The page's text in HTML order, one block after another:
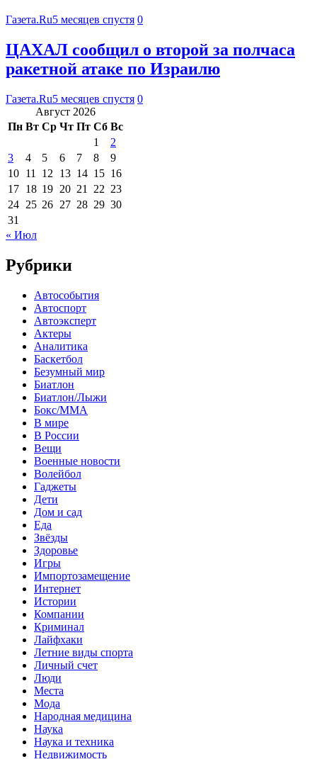
Газета.Ru5 месяцев спустя 0
ЦАХАЛ сообщил о второй за полчаса
ракетной атаке по Израилю
Газета.Ru5 месяцев спустя 0
Август 2026
Пн Вт Ср Чт Пт Сб Вс
1
2
3
4 5 6 7 8
9
10 11 12 13 14 15 16
17 18 19 20 21 22 23
24 25 26 27 28 29 30
31
« Июл
Рубрики
Автособытия
Автоспорт
Автоэксперт
Актеры
Аналитика
Баскетбол
Безумный мир
Биатлон
Биатлон/Лыжи
Бокс/MMA
В мире
В России
Вещи
Военные новости
Волейбол
Гаджеты
Дети
Дом и сад
Еда
Звёзды
Здоровье
Игры
Импортозамещение
Интернет
Истории
Компании
Криминал
Лайфхаки
Летние виды спорта
Личный счет
Люди
Места
Мода
Народная медицина
Наука
Наука и техника
Недвижимость